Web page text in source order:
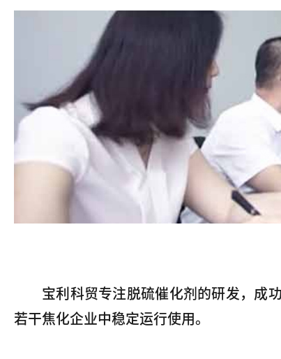
宝利科贸专注脱硫催化剂的研发，成
若干焦化企业中稳定运行使用。